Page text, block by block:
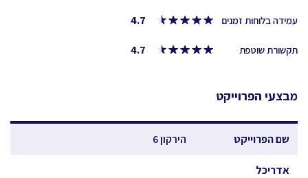
עמידה בלוחות זמנים 4.7
תקשורת שוטפת 4.7
מבצעי הפרוייקט
שם הפרוייקט הירקון 6
אדריכל